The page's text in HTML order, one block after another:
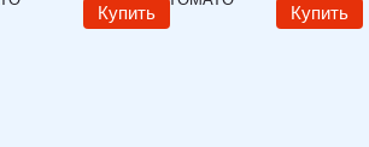
Купить Купить